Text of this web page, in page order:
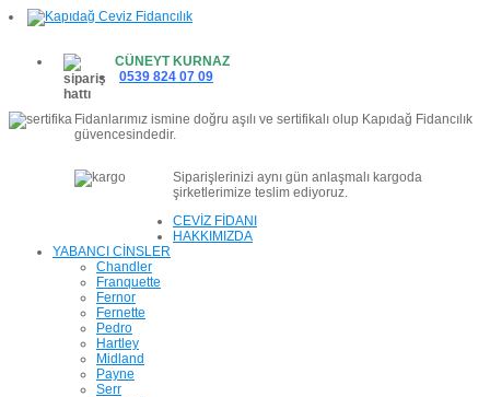
CÜNEYT KURNAZ
0539 824 07 09
Fidanlarımız ismine doğru aşılı ve sertifikalı olup Kapıdağ Fidancılık
güvencesindedir.
Siparişlerinizi aynı gün anlaşmalı kargoda
şirketlerimize teslim ediyoruz.
CEVİZ FİDANI
HAKKIMIZDA
YABANCI CİNSLER
Chandler
Franquette
Fernor
Fernette
Pedro
Hartley
Midland
Payne
Serr